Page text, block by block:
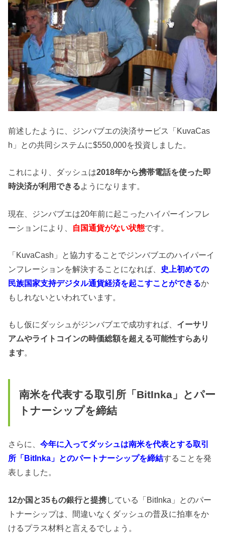
前述したように 、ジンバブエの決済サービス「KuvaCas
h」 との共同システムに$550,000を投資しました。
これにより、ダッシュは2018年から携帯電話を使った即
時決済が利用できるようになります。
現在、ジンバブエは20年前に起こったハイパーインフレ
ーションにより、 自国通貨がない状態です。
「KuvaCash」 と協力することでジンバブエのハイパーイ
ンフレーションを解決することになれば、 史上初めての
民族国家支持デジタル通貨経済を起こすことができるか
もしれないといわれています。
もし仮にダッシュがジンバブエで成功すれば、 イーサリ
アムやライトコインの時価総額を超える可能性すらあり
ます。
南米を代表する取引所「BitInka」とパー
トナーシップを締結
さらに、今年に入ってダッシュは南米を代表とする取引
所「BitInka 」 とのパートナーシップを締結することを発
表しました。
12か国と35もの銀行と提携している「BitInka」 とのパー
トナーシップは、間違いなくダッシュの普及に拍車をか
けるプラス材料と言えるでしょう。